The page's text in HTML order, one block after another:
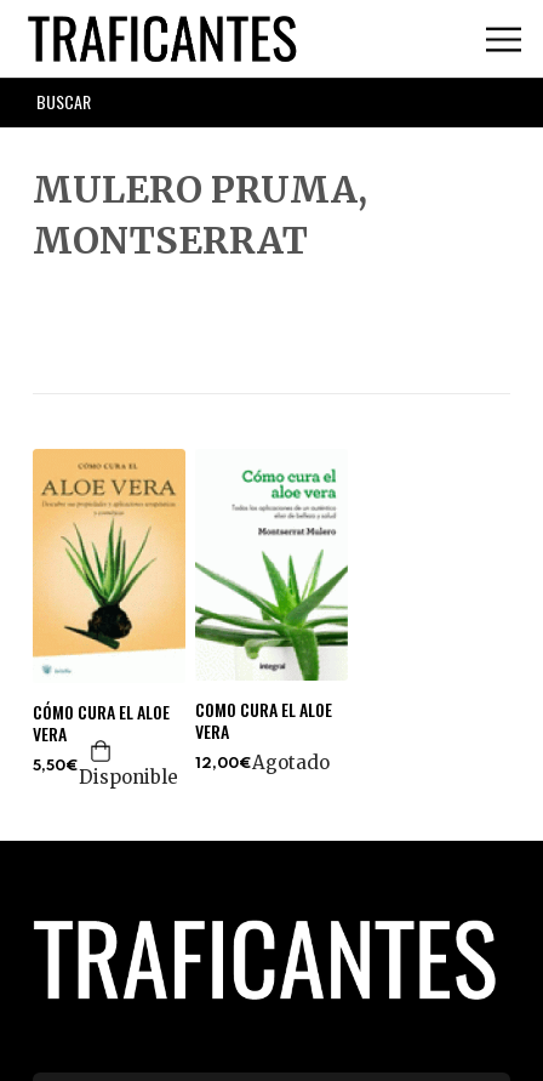
Skip
main
content
SEARCH
FORM
MULERO PRUMA,
MONTSERRAT
CÓMO CURA EL ALOE
VERA
5,50€Disponible
COMO CURA EL ALOE
VERA
12,00€Agotado